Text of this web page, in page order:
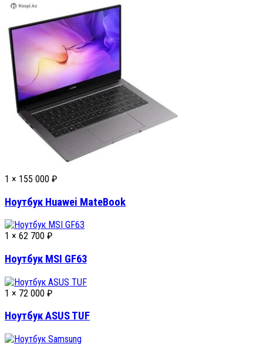
1 × 155 000 ₽
Ноутбук Huawei MateBook
1 × 62 700 ₽
Ноутбук MSI GF63
1 × 72 000 ₽
Ноутбук ASUS TUF